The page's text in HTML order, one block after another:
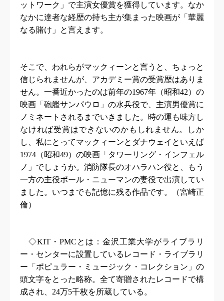
ットワーク」で主演女優賞を獲得しています。なか
なかに達者な経歴の持ち主が集まった映画が「華麗
なる賭け」と言えます。
そこで、われらがマックィーンと言うと、ちょっと
信じられませんが、アカデミー賞の受賞歴はありま
せん。一番近かったのは前年の1967年（昭和42）の
映画「砲艦サンパウロ」の水兵役で、主演男優賞に
ノミネートされるまでいきました。時の運も味方し
なければ受賞はできないのかもしれません。しか
し、私にとってマックィーンとダナウェイといえば
1974 （昭和49）の映画「タワーリング・インフェル
ノ」でしょうか。消防隊長のオハラハン役と、もう
一方の主役ポール・ニューマンの妻役で出演してい
ました。いつまでも記憶に残る作品です。（宮崎正
倫）
◇KIT ・ PMC とは：金沢工業大学がライブラリ
ー・センターに設置しているレコード・ライブラリ
ー「ポピュラー・ミュージック・コレクション」の
頭文字をとった略称。全て寄贈されたレコードで構
成され、 24万5千枚を所蔵している。